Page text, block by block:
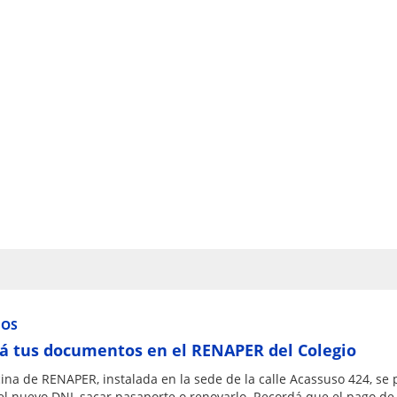
tus documentos en el RENAPER del Colegio
de RENAPER, instalada en la sede de la calle Acassuso 424, se